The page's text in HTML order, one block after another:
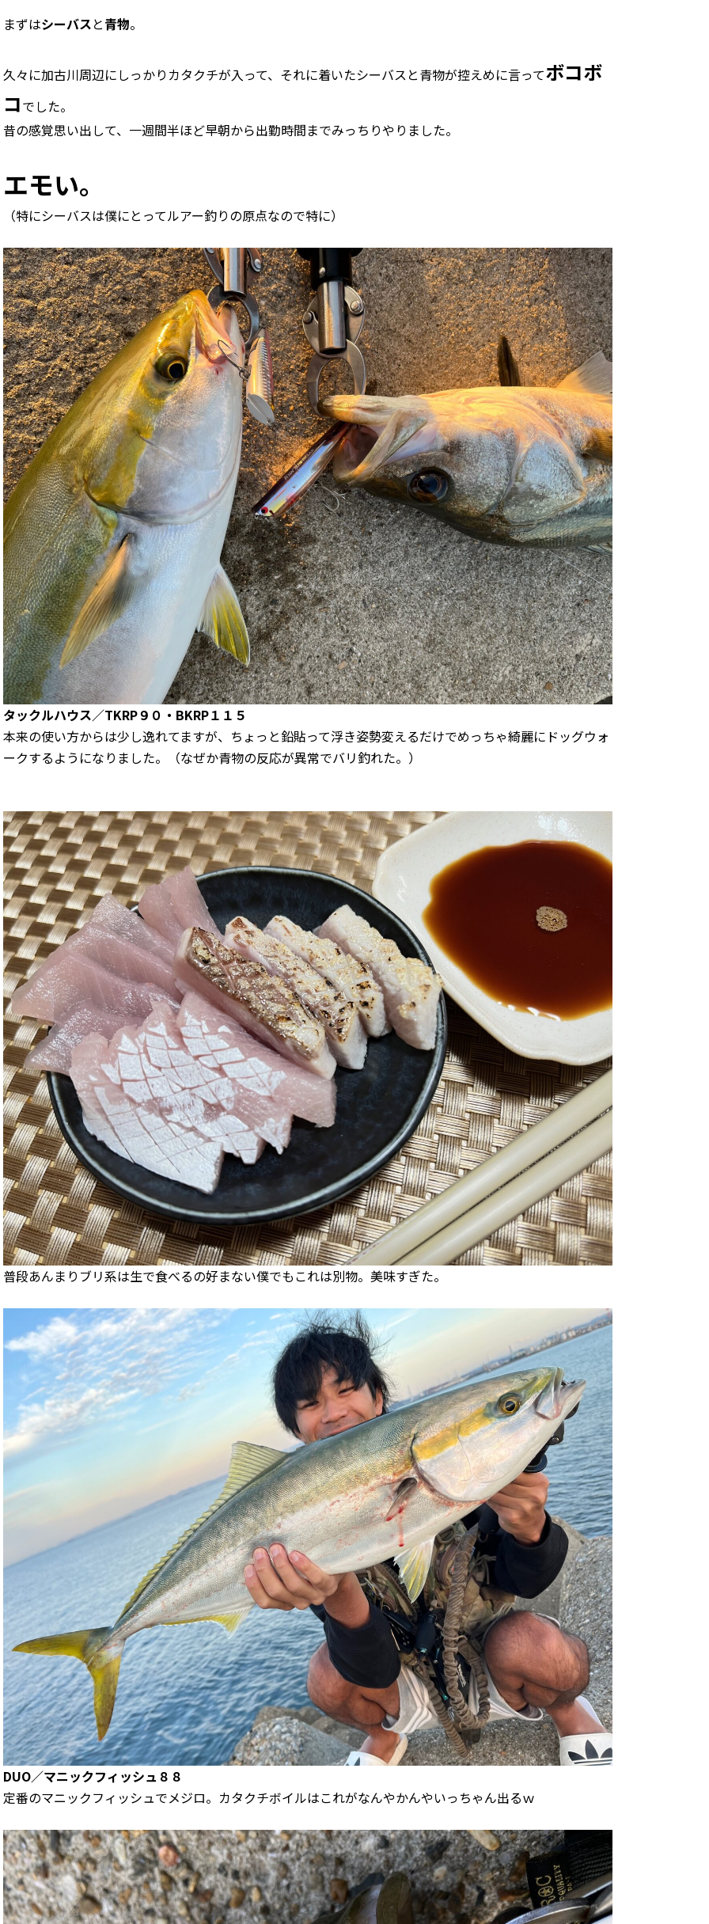
まずはシーバスと青物。
久々に加古川周辺にしっかりカタクチが入って、それに着いたシーバスと青物が控えめに言ってボコボ
コでした。
昔の感覚思い出して、一週間半ほど早朝から出勤時間までみっちりやりました。
エモい。
（特にシーバスは僕にとってルアー釣りの原点なので特に）
タックルハウス／TKRP９０・BKRP１１５
本来の使い方からは少し逸れてますが、ちょっと鉛貼って浮き姿勢変えるだけでめっちゃ綺麗にドッグウォ
ークするようになりました。（なぜか青物の反応が異常でバリ釣れた。）
普段あんまりブリ系は生で食べるの好まない僕でもこれは別物。美味すぎた。
DUO／マニックフィッシュ８８
定番のマニックフィッシュでメジロ。カタクチボイルはこれがなんやかんやいっちゃん出るｗ